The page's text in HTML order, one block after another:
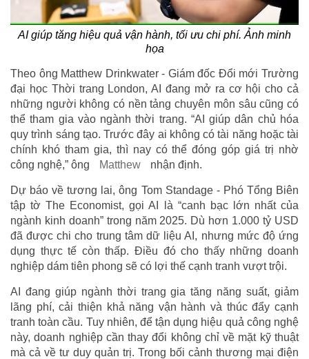
AI giúp tăng hiệu quả vận hành, tối ưu chi phí. Ảnh minh
họa
Theo ông Matthew Drinkwater - Giám đốc Đổi mới Trường
đại học Thời trang London, AI đang mở ra cơ hội cho cả
những người không có nền tảng chuyên môn sâu cũng có
thể tham gia vào ngành thời trang. “AI giúp dân chủ hóa
quy trình sáng tạo. Trước đây ai không có tài năng hoặc tài
chính khó tham gia, thì nay có thể đóng góp giá trị nhờ
công nghệ,” ông
Matthew nhận định.
Dự báo về tương lai, ông Tom Standage - Phó Tổng Biên
tập tờ The Economist, gọi AI là “canh bạc lớn nhất của
ngành kinh doanh” trong năm 2025. Dù hơn 1.000 tỷ USD
đã được chi cho trung tâm dữ liệu AI, nhưng mức độ ứng
dụng thực tế còn thấp. Điều đó cho thấy những doanh
nghiệp dám tiên phong sẽ có lợi thế cạnh tranh vượt trội.
AI đang giúp ngành thời trang gia tăng năng suất, giảm
lãng phí, cải thiện khả năng vận hành và thúc đẩy cạnh
tranh toàn cầu. Tuy nhiên, để tận dụng hiệu quả công nghệ
này, doanh nghiệp cần thay đổi không chỉ về mặt kỹ thuật
mà cả về tư duy quản trị. Trong bối cảnh thương mại điện